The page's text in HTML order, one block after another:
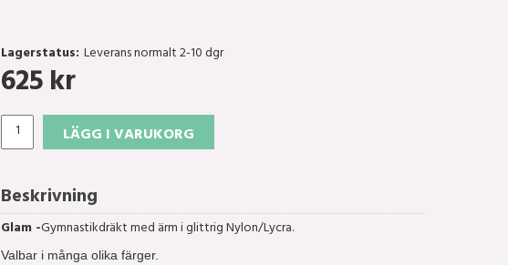
Lagerstatus: Leverans normalt 2-10 dgr
625kr
LÄGG I VARUKORG
Beskrivning
Glam -Gymnastikdräkt med ärm i glittrig Nylon/Lycra.
Valbar i många olika färger.